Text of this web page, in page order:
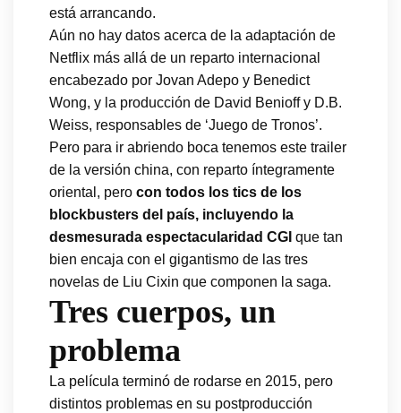
está arrancando.
Aún no hay datos acerca de la adaptación de
Netflix más allá de un reparto internacional
encabezado por Jovan Adepo y Benedict
Wong, y la producción de David Benioff y D.B.
Weiss, responsables de ‘Juego de Tronos’.
Pero para ir abriendo boca tenemos este trailer
de la versión china, con reparto íntegramente
oriental, pero con todos los tics de los
blockbusters del país, incluyendo la
desmesurada espectacularidad CGI que tan
bien encaja con el gigantismo de las tres
novelas de Liu Cixin que componen la saga.
Tres cuerpos, un
problema
La película terminó de rodarse en 2015, pero
distintos problemas en su postproducción